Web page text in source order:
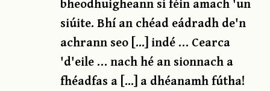
siúite. Bhí an chéad eádradh de'n
achrann seo [...] indé … Cearca
'd'eile … nach hé an sionnach a
fhéadfas a [...] a dhéanamh fútha!